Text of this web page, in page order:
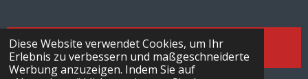
Diese Website verwendet Cookies, um Ihr
Erlebnis zu verbessern und maßgeschneiderte
Werbung anzuzeigen. Indem Sie auf
Vertrag Widerrufen